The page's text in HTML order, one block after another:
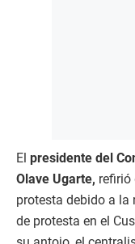
El presidente del
Olave Ugarte, refirió
protesta debido a la
de protesta en el